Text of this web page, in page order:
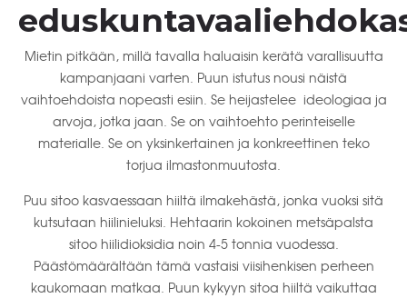
Mietin pitkään, millä tavalla haluaisin kerätä varallisuutta
kampanjaani varten. Puun istutus nousi näistä
vaihtoehdoista nopeasti esiin. Se heijastelee ideologiaa ja
arvoja, jotka jaan. Se on vaihtoehto perinteiselle
materialle. Se on yksinkertainen ja konkreettinen teko
torjua ilmastonmuutosta.
Puu sitoo kasvaessaan hiiltä ilmakehästä, jonka vuoksi sitä
kutsutaan hiilinieluksi. Hehtaarin kokoinen metsäpalsta
sitoo hiilidioksidia noin 4-5 tonnia vuodessa.
Päästömäärältään tämä vastaisi viisihenkisen perheen
kaukomaan matkaa. Puun kykyyn sitoa hiiltä vaikuttaa